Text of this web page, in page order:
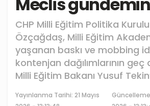
CHP Milli Eğitim Politika
Özçağdaş, Milli Eğitim
yaşanan baskı ve mobbing
kontenjan dağılımlarının geç
Milli Eğitim Bakanı Yusuf
Yayınlanma Tarihi: 21 Mayıs
Güncelleme